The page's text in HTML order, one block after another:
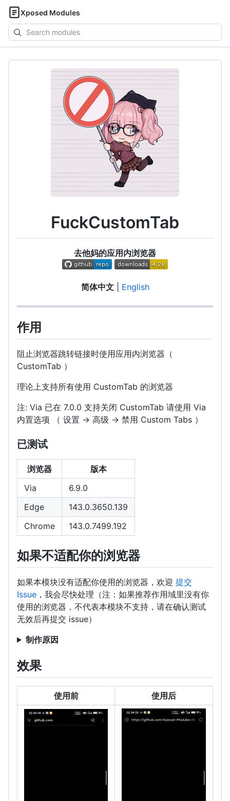
Xposed Modules
Search
modules
FuckCustomTab
去他妈的应用内浏览器
简体中文| English
作用
阻止浏览器跳转链接时使用应用内浏览器（
CustomTab ）
理论上支持所有使用 CustomTab 的浏览器
注: Via 已在 7.0.0 支持关闭 CustomTab 请使用 Via
内置选项 （ 设置 → 高级 → 禁用 Custom Tabs ）
已测试
浏览器
版本
Via
6.9.0
Edge
143.0.3650.139
Chrome
143.0.7499.192
如果不适配你的浏览器
如果本模块没有适配你使用的浏览器，欢迎 提交
Issue ，我会尽快处理（注：如果推荐作用域里没有你
使用的浏览器，不代表本模块不支持，请在确认测试
无效后再提交 issue）
制作原因
效果
使用前 使用后